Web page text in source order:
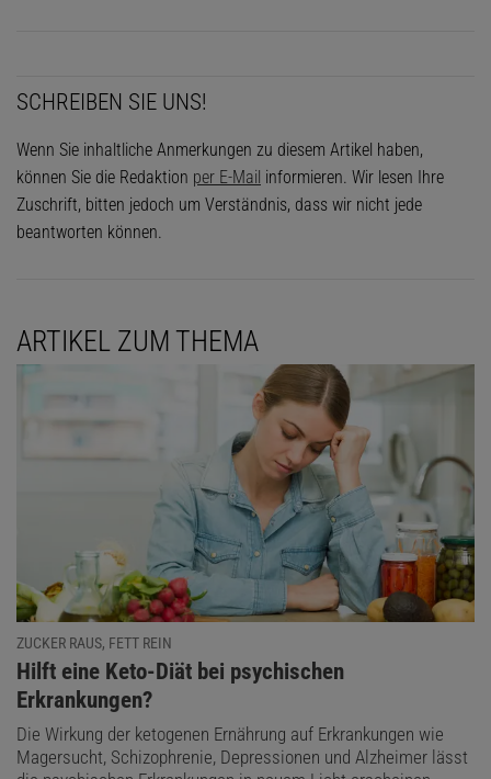
SCHREIBEN SIE UNS!
Wenn Sie inhaltliche Anmerkungen zu diesem Artikel haben,
können Sie die Redaktion per E-Mail informieren. Wir lesen Ihre
Zuschrift, bitten jedoch um Verständnis, dass wir nicht jede
beantworten können.
ARTIKEL ZUM THEMA
ZUCKER RAUS, FETT REIN
:
Hilft eine Keto-Diät bei psychischen
Erkrankungen?
Die Wirkung der ketogenen Ernährung auf Erkrankungen wie
Magersucht, Schizophrenie, Depressionen und Alzheimer lässt